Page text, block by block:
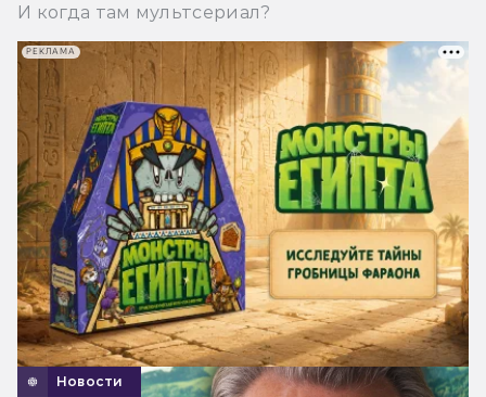
И когда там мультсериал?
Новости
РЕКЛАМА